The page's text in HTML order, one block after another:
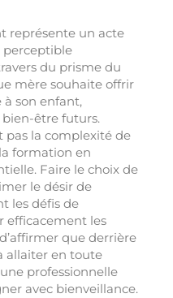
représente un acte
perceptible
du prisme du
mère souhaite offrir
son enfant,
être futurs.
pas la complexité de
formation en
Faire le choix de
le désir de
les défis de
efficacement les
que derrière
allaiter en toute
professionnelle
avec bienveillance.